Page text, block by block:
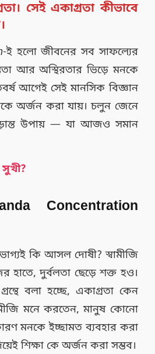
সেই একাগ্রতা কীভাবে
-ই হলো জীবনের সব সাফল্যের
আর অস্থিরতার ভিড়ে মনকে
আগেই সেই মানসিক বিজ্ঞান
অর্জন করা যায়। চলুন জেনে
চূড়ান্ত উপায় — যা আজও সমান
Concentration
কি আসল দোষী? স্বামীজি
হাতে, দুর্বলতা ছেড়ে শক্ত হও।
বলা হচ্ছে, একাগ্রতা কেন
মনে করতেন, মানুষ কোনো
মনকে ইচ্ছামত ব্যবহার করা
শিক্ষা কে অর্জন করা সম্ভব।